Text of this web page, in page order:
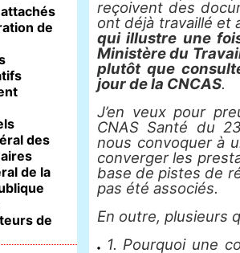
reçoivent des
ont déjà travaillé et
qui illustre une
Ministère du
plutôt que
jour de la CNCAS.
J’en veux pour
CNAS Santé du
nous convoquer à
converger les
base de pistes de
pas été associés.
En outre, plusieurs
1. Pourquoi une
de
des
de la
de